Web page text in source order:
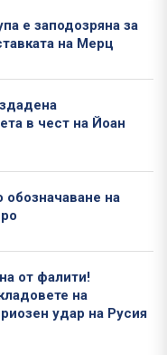
е заподозряна за
на Мерц
в чест на Йоан
на
от фалити!
на
удар на Русия